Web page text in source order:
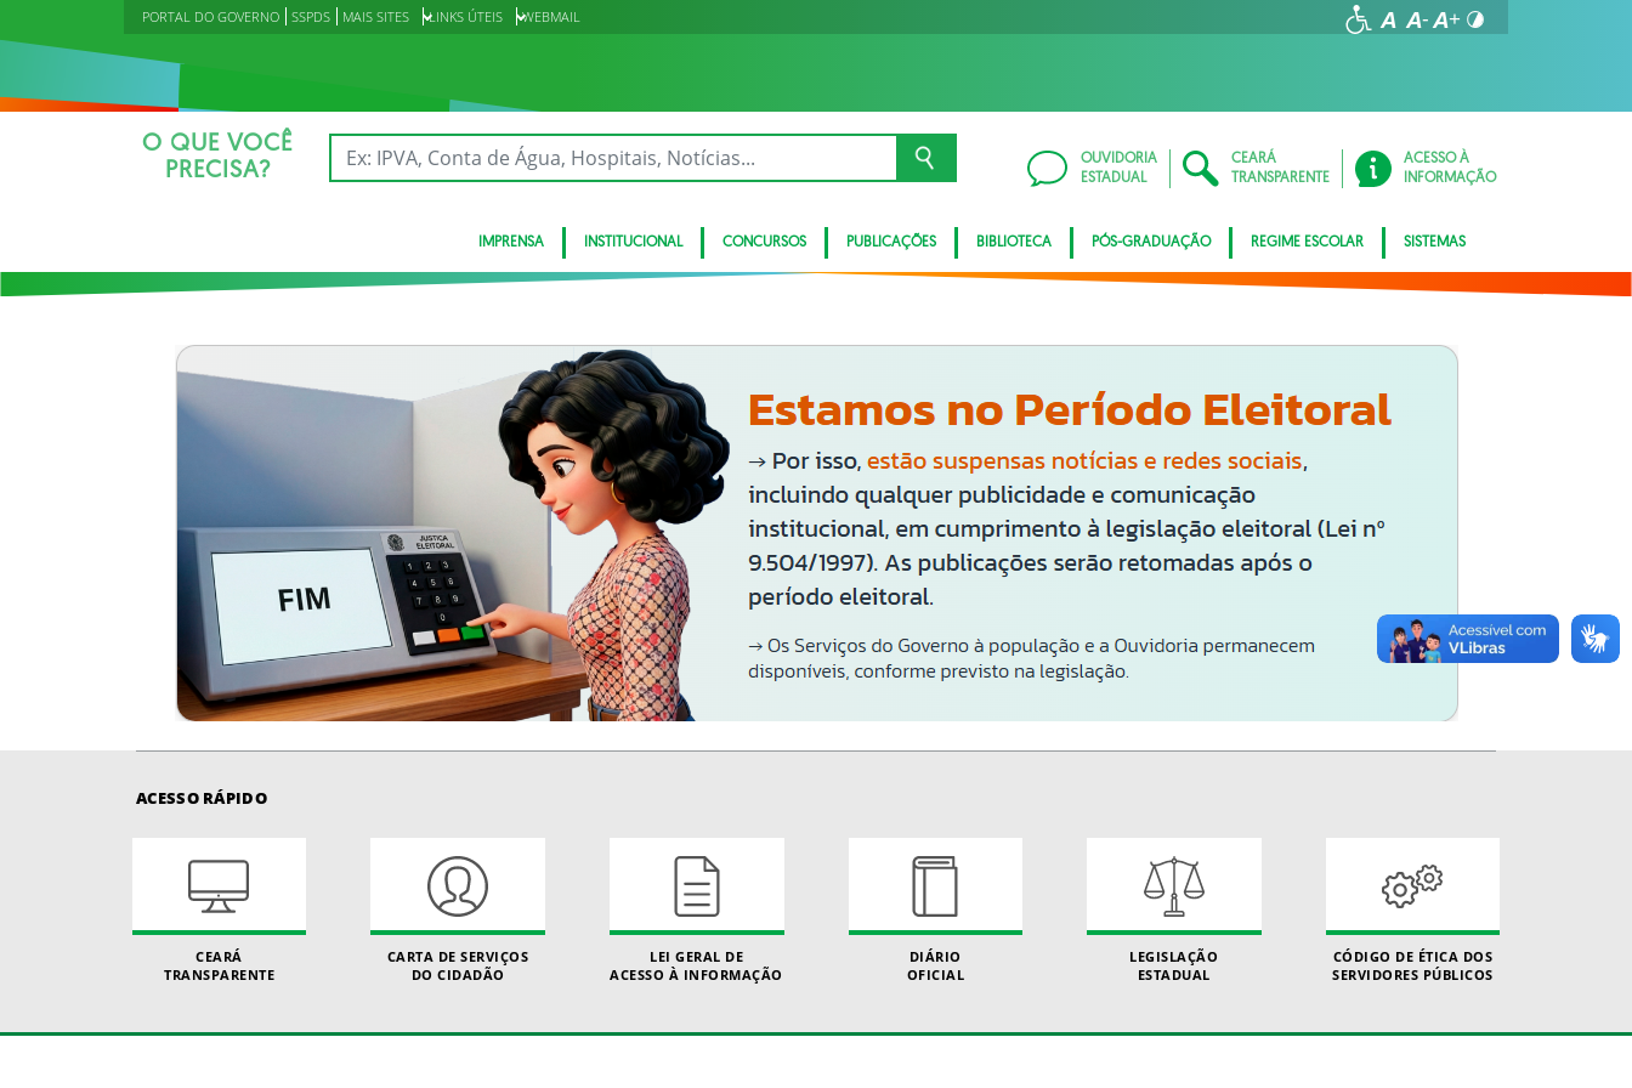
PORTAL DO GOVERNO SSPDS MAIS SITES LINKS ÚTEIS WEBMAIL
O QUE VOCÊ
PRECISA?
OUVIDORIA
ESTADUAL
CEARÁ
TRANSPARENTE
ACESSO À
INFORMAÇÃO
IMPRENSA INSTITUCIONAL CONCURSOS PUBLICAÇÕES BIBLIOTECA PÓS-GRADUAÇÃO REGIME ESCOLAR SISTEMAS
ACESSO RÁPIDO
CEARÁ
TRANSPARENTE
CARTA DE SERVIÇOS
DO CIDADÃO
LEI GERAL DE
ACESSO À INFORMAÇÃO
DIÁRIO
OFICIAL
LEGISLAÇÃO
ESTADUAL
CÓDIGO DE ÉTICA DOS
SERVIDORES PÚBLICOS